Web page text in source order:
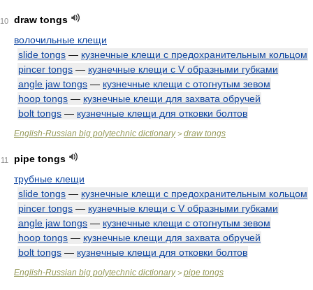
10
draw tongs
волочильные клещи
slide tongs — кузнечные клещи с предохранительным кольцом
pincer tongs — кузнечные клещи с V образными губками
angle jaw tongs — кузнечные клещи с отогнутым зевом
hoop tongs — кузнечные клещи для захвата обручей
bolt tongs — кузнечные клещи для отковки болтов
English-Russian big polytechnic dictionary> draw tongs
11
pipe tongs
трубные клещи
slide tongs — кузнечные клещи с предохранительным кольцом
pincer tongs — кузнечные клещи с V образными губками
angle jaw tongs — кузнечные клещи с отогнутым зевом
hoop tongs — кузнечные клещи для захвата обручей
bolt tongs — кузнечные клещи для отковки болтов
English-Russian big polytechnic dictionary> pipe tongs